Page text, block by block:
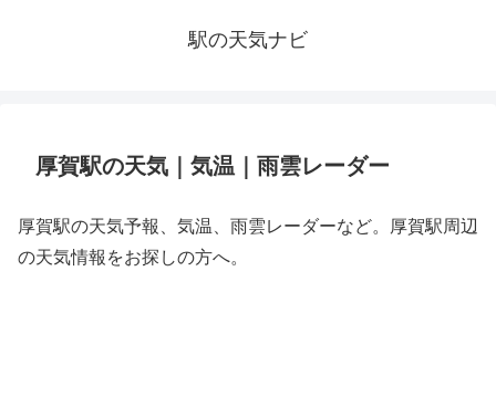
駅の天気ナビ
厚賀駅の天気｜気温｜雨雲レーダー
厚賀駅の天気予報、気温、雨雲レーダーなど。厚賀駅周辺
の天気情報をお探しの方へ。